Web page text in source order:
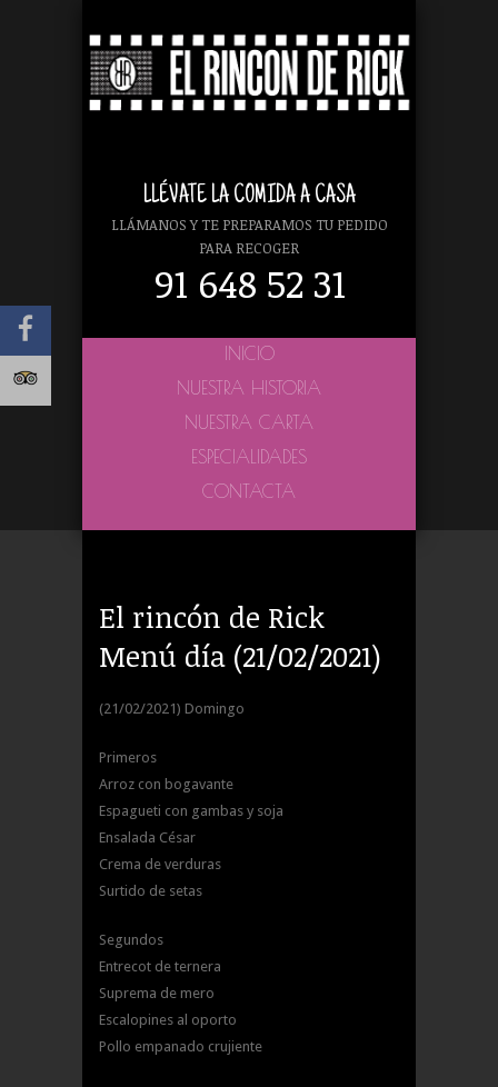
LLÉVATE LA COMIDA A CASA
LLÁMANOS Y TE PREPARAMOS TU PEDIDO
PARA RECOGER
91 648 52 31
INICIO
NUESTRA HISTORIA
NUESTRA CARTA
ESPECIALIDADES
CONTACTA
El rincón de Rick
Menú día (21/02/2021)
(21/02/2021) Domingo
Primeros
Arroz con bogavante
Espagueti con gambas y soja
Ensalada César
Crema de verduras
Surtido de setas
Segundos
Entrecot de ternera
Suprema de mero
Escalopines al oporto
Pollo empanado crujiente